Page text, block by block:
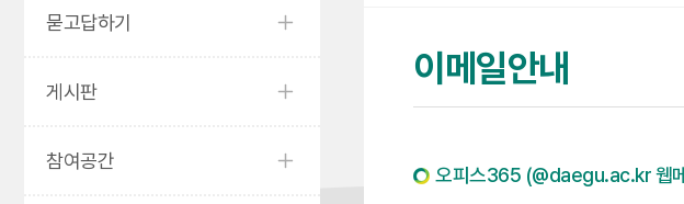
묻고답하기
게시판
참여공간
이메일안내
오피스365 (@daegu.ac.kr 웹